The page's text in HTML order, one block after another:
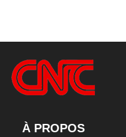
À PROPOS